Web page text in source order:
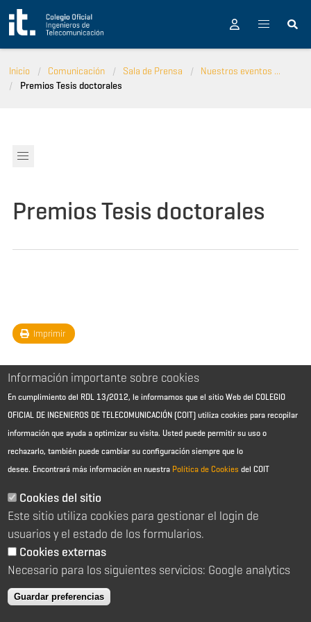
Pasar al contenido principal
Inicio Comunicación Sala de Prensa
Nuestros eventos ...
Premios Tesis doctorales
Premios Tesis doctorales
Imprimir
Aviso Legal - Información general
Política de cookies
Política de reembolso
Sitemap
C/ Almagro 2 1º Izqda 28010 Madrid
91 391 10 66
coit@coit.es
Información importante sobre cookies
En cumplimiento del RDL 13/2012, le informamos que el sitio Web del COLEGIO
OFICIAL DE INGENIEROS DE TELECOMUNICACIÓN (COIT) utiliza cookies para recopilar
información que ayuda a optimizar su visita. Usted puede permitir su uso o
rechazarlo, también puede cambiar su configuración siempre que lo
desee. Encontrará más información en nuestra Política de Cookies del COIT
Cookies del sitio
Este sitio utiliza cookies para gestionar el login de
usuarios y el estado de los formularios.
Cookies externas
Necesario para los siguientes servicios: Google analytics
Guardar preferencias